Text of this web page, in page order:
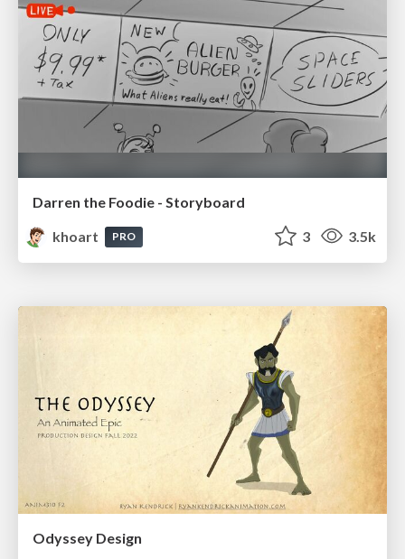
Darren the Foodie - Storyboard
khoart
PRO 3 3.5k
Odyssey Design